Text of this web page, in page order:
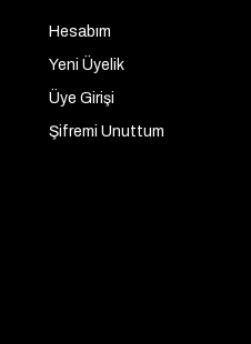
Hesabım
Yeni Üyelik
Üye Girişi
Şifremi Unuttum